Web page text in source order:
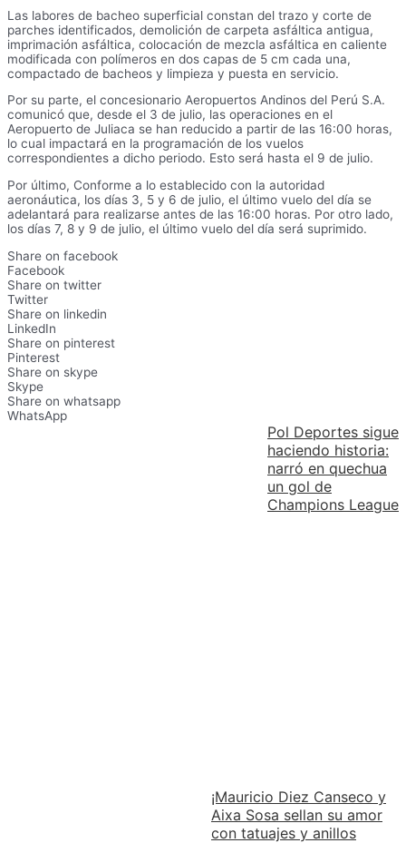
Las labores de bacheo superficial constan del trazo y corte de
parches identificados, demolición de carpeta asfáltica antigua,
imprimación asfáltica, colocación de mezcla asfáltica en caliente
modificada con polímeros en dos capas de 5 cm cada una,
compactado de bacheos y limpieza y puesta en servicio.
Por su parte, el concesionario Aeropuertos Andinos del Perú S.A.
comunicó que, desde el 3 de julio, las operaciones en el
Aeropuerto de Juliaca se han reducido a partir de las 16:00 horas,
lo cual impactará en la programación de los vuelos
correspondientes a dicho periodo. Esto será hasta el 9 de julio.
Por último, Conforme a lo establecido con la autoridad
aeronáutica, los días 3, 5 y 6 de julio, el último vuelo del día se
adelantará para realizarse antes de las 16:00 horas. Por otro lado,
los días 7, 8 y 9 de julio, el último vuelo del día será suprimido.
Share on facebook
Facebook
Share on twitter
Twitter
Share on linkedin
LinkedIn
Share on pinterest
Pinterest
Share on skype
Skype
Share on whatsapp
WhatsApp
Pol Deportes sigue
haciendo historia:
narró en quechua
un gol de
Champions League
¡Mauricio Diez Canseco y
Aixa Sosa sellan su amor
con tatuajes y anillos